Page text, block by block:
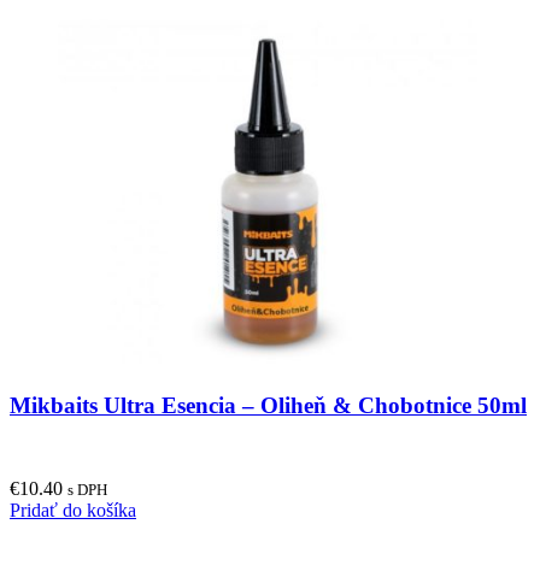
Mikbaits Ultra Esencia – Oliheň & Chobotnice 50ml
€10.40 s DPH
Pridať do košíka